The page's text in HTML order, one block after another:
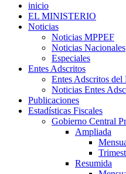
inicio
EL MINISTERIO
Noticias
Noticias MPPEF
Noticias Nacionales
Especiales
Entes Adscritos
Entes Adscritos del
Noticias Entes
Publicaciones
Estadísticas Fiscales
Gobierno Central
Ampliada
Resumida